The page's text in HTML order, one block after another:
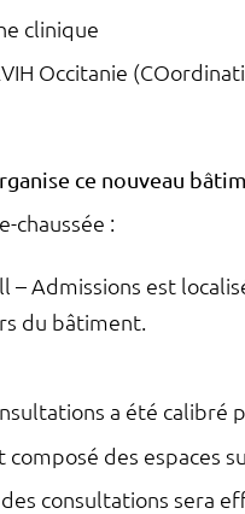
clinique
Occitanie
ce nouveau
chaussée :
– Admissions est
du bâtiment.
a été calibré
composé des espaces
des consultations sera